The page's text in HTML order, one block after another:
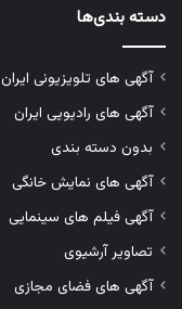
دسته بندی‌ها
آگهی های تلویزیونی ایران
آگهی های رادیویی ایران
بدون دسته بندی
آگهی های نمایش خانگی
آگهی فیلم های سینمایی
تصاویر آرشیوی
آگهی های فضای مجازی